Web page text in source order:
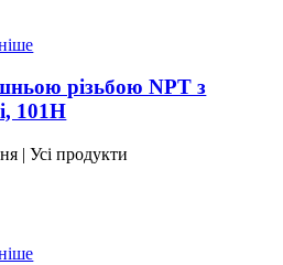
різьбою NPT з
101H
| Усі продукти